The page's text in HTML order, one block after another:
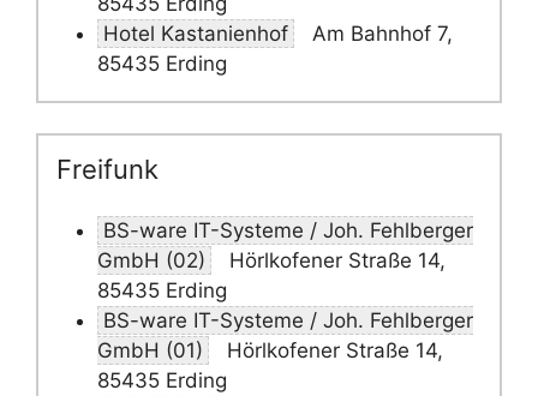
Hotel Kastanienhof
Am Bahnhof 7,
85435 Erding
Freifunk
BS-ware IT-Systeme / Joh. Fehlberger
GmbH (02)
Hörlkofener Straße 14,
85435 Erding
BS-ware IT-Systeme / Joh. Fehlberger
GmbH (01)
Hörlkofener Straße 14,
85435 Erding